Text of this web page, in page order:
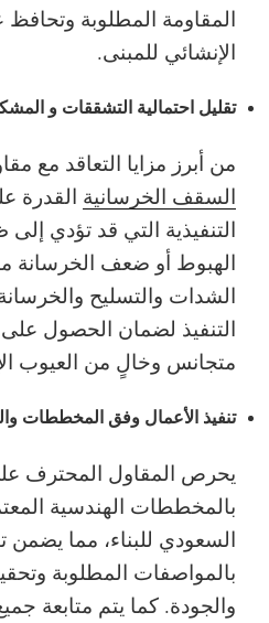
المقاومة المطلوبة
الإنشائي للمبنى.
تقليل احتمالية التشققات و
من أبرز مزايا التعاقد
السقف الخرسانية القدرة
التنفيذية التي قد تؤدي
الهبوط أو ضعف الخرسانة
الشدات والتسليح
التنفيذ لضمان الحصول
متجانس وخالٍ من العيوب
تنفيذ الأعمال وفق المخططات
يحرص المقاول المحترف
بالمخططات الهندسية
السعودي للبناء، مما يضمن
بالمواصفات المطلوبة
والجودة. كما يتم متابعة